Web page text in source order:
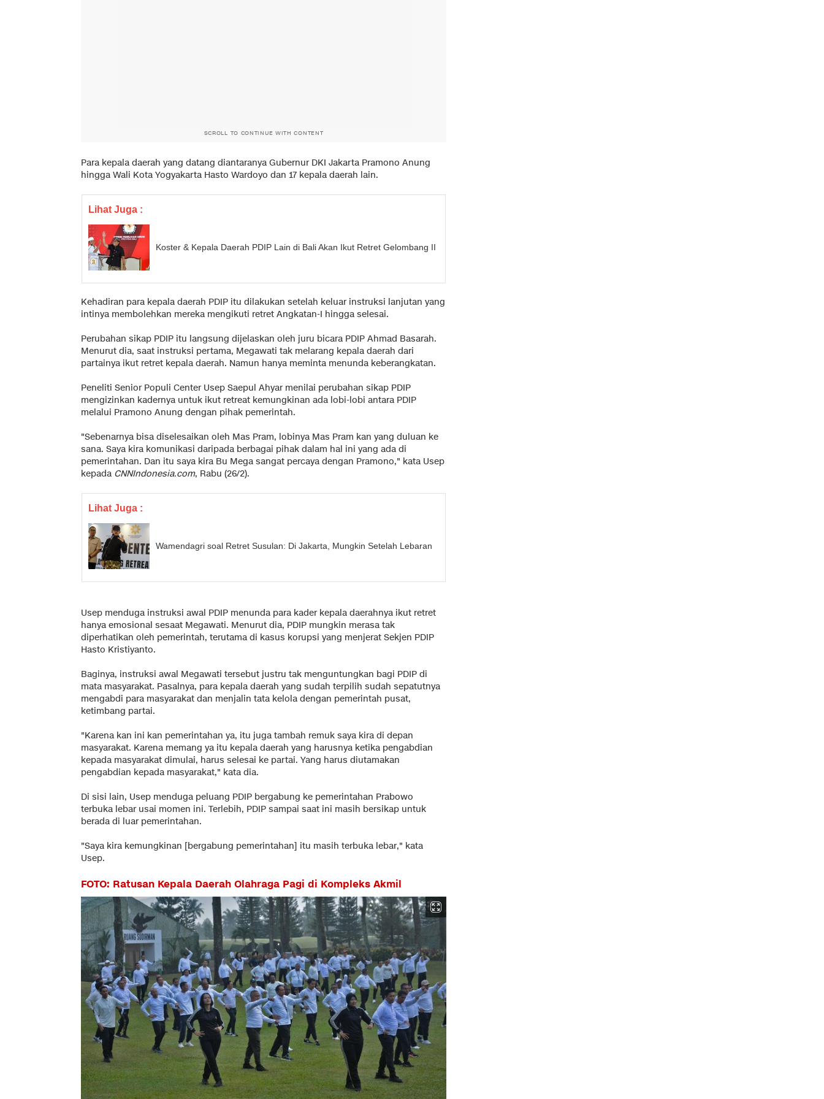
SCROLL TO CONTINUE WITH CONTENT
Para kepala daerah yang datang diantaranya Gubernur DKI Jakarta Pramono Anung
hingga Wali Kota Yogyakarta Hasto Wardoyo dan 17 kepala daerah lain.
Lihat Juga :
Koster & Kepala Daerah PDIP Lain di Bali Akan Ikut Retret Gelombang II
Kehadiran para kepala daerah PDIP itu dilakukan setelah keluar instruksi lanjutan yang
intinya membolehkan mereka mengikuti retret Angkatan-I hingga selesai.
Perubahan sikap PDIP itu langsung dijelaskan oleh juru bicara PDIP Ahmad Basarah.
Menurut dia, saat instruksi pertama, Megawati tak melarang kepala daerah dari
partainya ikut retret kepala daerah. Namun hanya meminta menunda keberangkatan.
Peneliti Senior Populi Center Usep Saepul Ahyar menilai perubahan sikap PDIP
mengizinkan kadernya untuk ikut retreat kemungkinan ada lobi-lobi antara PDIP
melalui Pramono Anung dengan pihak pemerintah.
"Sebenarnya bisa diselesaikan oleh Mas Pram, lobinya Mas Pram kan yang duluan ke
sana. Saya kira komunikasi daripada berbagai pihak dalam hal ini yang ada di
pemerintahan. Dan itu saya kira Bu Mega sangat percaya dengan Pramono," kata Usep
kepada CNNIndonesia.com, Rabu (26/2).
Lihat Juga :
Wamendagri soal Retret Susulan: Di Jakarta, Mungkin Setelah Lebaran
Usep menduga instruksi awal PDIP menunda para kader kepala daerahnya ikut retret
hanya emosional sesaat Megawati. Menurut dia, PDIP mungkin merasa tak
diperhatikan oleh pemerintah, terutama di kasus korupsi yang menjerat Sekjen PDIP
Hasto Kristiyanto.
Baginya, instruksi awal Megawati tersebut justru tak menguntungkan bagi PDIP di
mata masyarakat. Pasalnya, para kepala daerah yang sudah terpilih sudah sepatutnya
mengabdi para masyarakat dan menjalin tata kelola dengan pemerintah pusat,
ketimbang partai.
"Karena kan ini kan pemerintahan ya, itu juga tambah remuk saya kira di depan
masyarakat. Karena memang ya itu kepala daerah yang harusnya ketika pengabdian
kepada masyarakat dimulai, harus selesai ke partai. Yang harus diutamakan
pengabdian kepada masyarakat," kata dia.
Di sisi lain, Usep menduga peluang PDIP bergabung ke pemerintahan Prabowo
terbuka lebar usai momen ini. Terlebih, PDIP sampai saat ini masih bersikap untuk
berada di luar pemerintahan.
"Saya kira kemungkinan [bergabung pemerintahan] itu masih terbuka lebar," kata
Usep.
FOTO: Ratusan Kepala Daerah Olahraga Pagi di Kompleks Akmil